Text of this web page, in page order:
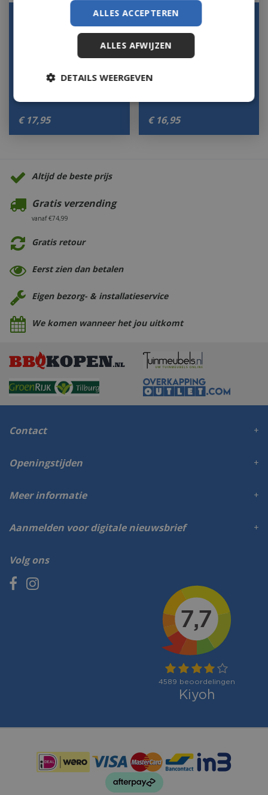
Autoparfum Lolita
Lempicka Or Satine
€ 17,95
Autoparfum Aroma
Happy Aquatic
Freshness Auto Car
Diffuser …
€ 16,95
Altijd de beste prijs
Gratis verzending
vanaf €74,99
Gratis retour
Eerst zien dan betalen
Eigen bezorg- & installatieservice
We komen wanneer het jou uitkomt
Contact
Volg ons
Openingstijden
Meer informatie
Aanmelden voor digitale nieuwsbrief
ALLES ACCEPTEREN
ALLES AFWIJZEN
DETAILS WEERGEVEN